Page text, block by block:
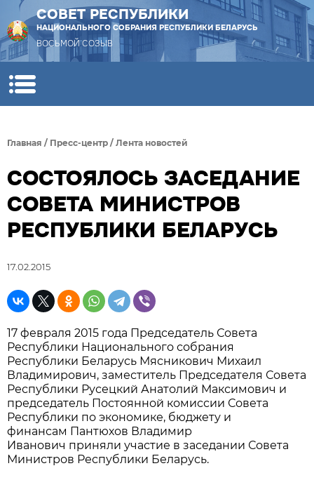
СОВЕТ РЕСПУБЛИКИ
НАЦИОНАЛЬНОГО СОБРАНИЯ РЕСПУБЛИКИ БЕЛАРУСЬ
ВОСЬМОЙ СОЗЫВ
Главная / Пресс-центр / Лента новостей
СОСТОЯЛОСЬ ЗАСЕДАНИЕ
СОВЕТА МИНИСТРОВ
РЕСПУБЛИКИ БЕЛАРУСЬ
17.02.2015
17 февраля 2015 года Председатель Совета
Республики Национального собрания
Республики Беларусь Мясникович Михаил
Владимирович, заместитель Председателя Совета
Республики Русецкий Анатолий Максимович и
председатель Постоянной комиссии Совета
Республики по экономике, бюджету и
финансам Пантюхов Владимир
Иванович приняли участие в заседании Совета
Министров Республики Беларусь.